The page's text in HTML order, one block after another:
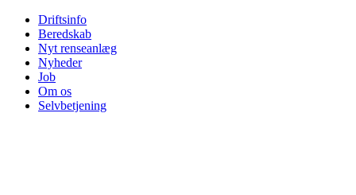
Driftsinfo
Beredskab
Nyt renseanlæg
Nyheder
Job
Om os
Selvbetjening